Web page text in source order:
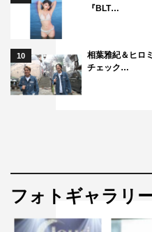
『BLT…
10
相葉雅紀＆ヒロ
チェック…
フォトギャラリ